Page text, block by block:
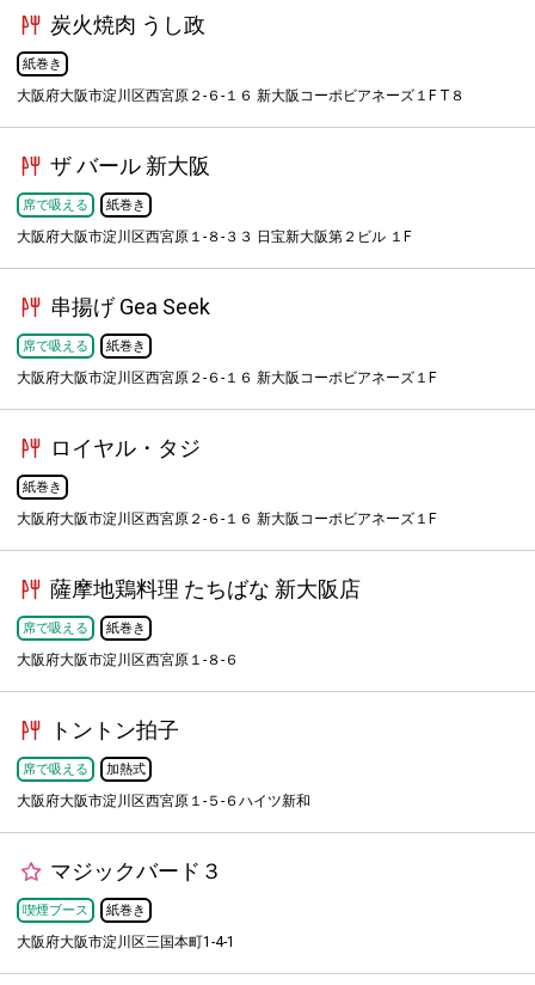
炭火焼肉 うし政
紙巻き
大阪府大阪市淀川区西宮原２-６-１６ 新大阪コーポビアネーズ１F T８
ザ バール 新大阪
席で吸える 紙巻き
大阪府大阪市淀川区西宮原１-８-３３ 日宝新大阪第２ビル １F
串揚げ Gea Seek
席で吸える 紙巻き
大阪府大阪市淀川区西宮原２-６-１６ 新大阪コーポビアネーズ１F
ロイヤル・タジ
紙巻き
大阪府大阪市淀川区西宮原２-６-１６ 新大阪コーポビアネーズ１F
薩摩地鶏料理 たちばな 新大阪店
席で吸える 紙巻き
大阪府大阪市淀川区西宮原１-８-６
トントン拍子
席で吸える 加熱式
大阪府大阪市淀川区西宮原１-５-６ハイツ新和
マジックバード３
喫煙ブース 紙巻き
大阪府大阪市淀川区三国本町1-4-1